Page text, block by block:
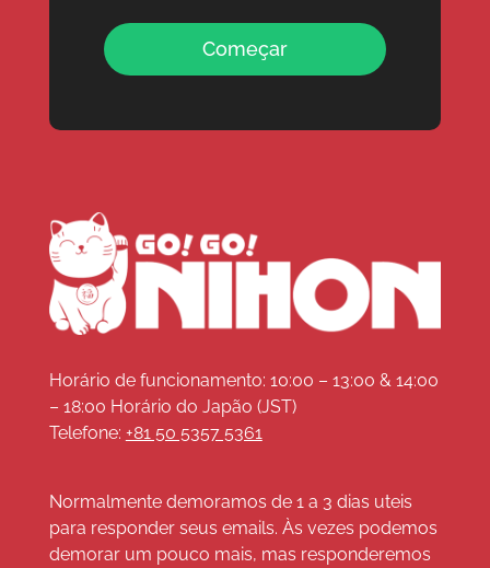
Começar
Horário de funcionamento: 10:00 – 13:00 & 14:00
– 18:00 Horário do Japão (JST)
Telefone: +81 50 5357 5361
Normalmente demoramos de 1 a 3 dias uteis
para responder seus emails. Às vezes podemos
demorar um pouco mais, mas responderemos